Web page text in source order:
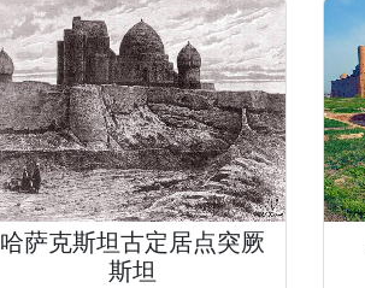
哈萨克斯坦古定居点突厥
斯坦